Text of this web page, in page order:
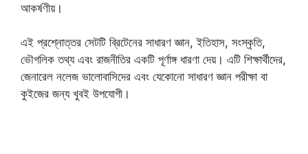
আকর্ষণীয়।
এই প্রশ্নোত্তর সেটটি ব্রিটেনের সাধারণ জ্ঞান, ইতিহাস, সংস্কৃতি,
ভৌগলিক তথ্য এবং রাজনীতির একটি পূর্ণাঙ্গ ধারণা দেয়। এটি শিক্ষার্থীদের,
জেনারেল নলেজ ভালোবাসিদের এবং যেকোনো সাধারণ জ্ঞান পরীক্ষা বা
কুইজের জন্য খুবই উপযোগী।